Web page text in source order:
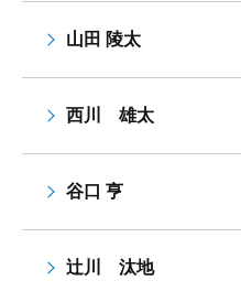
山田 陵太
西川 雄太
谷口 亨
辻川 汰地